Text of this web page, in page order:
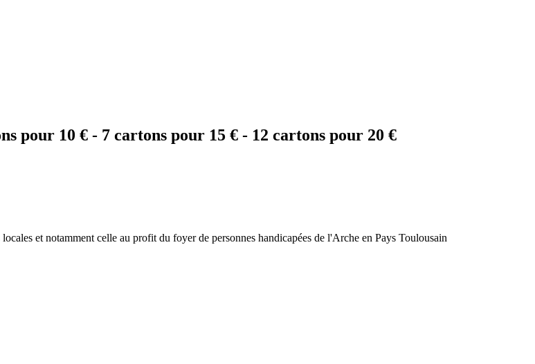
pour 10 € - 7 cartons pour 15 € - 12 cartons pour 20 €
et notamment celle au profit du foyer de personnes handicapées de l'Arche en Pays Toulousain